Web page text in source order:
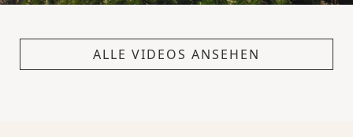
ALLE VIDEOS ANSEHEN